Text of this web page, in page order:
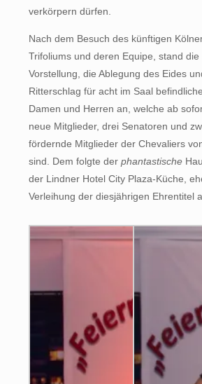
verkörpern dürfen.
Nach dem Besuch des künftigen
Trifoliums und deren Equipe, stand die
Vorstellung, die Ablegung des Eides
Ritterschlag für acht im Saal
Damen und Herren an, welche ab
neue Mitglieder, drei Senatoren und
fördernde Mitglieder der Chevaliers
sind. Dem folgte der phantastische
der Lindner Hotel City Plaza-Küche,
Verleihung der diesjährigen Ehrentitel